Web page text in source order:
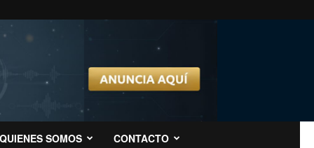
QUIENES SOMOS CONTACTO